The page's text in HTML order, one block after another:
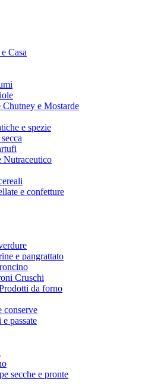
Casa
Chutney e Mostarde
e spezie
Nutraceutico
e confetture
e pangrattato
Cruschi
da forno
conserve
passate
secche e pronte